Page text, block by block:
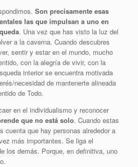
Son precisamente esas
las que impulsan a uno en
. Una vez que has visto la luz del
a la caverna. Cuando descubres
sentir y estar en el mundo, mucho
con la alegría de vivir, con la
interior se encuentra motivada
necesidad de mantenerte alineada
de Todo.
en el individualismo y reconocer
que no está solo. Cuando estas
cuenta que hay personas alrededor a
más importantes. Se liga el
los demás. Porque, en definitiva, uno